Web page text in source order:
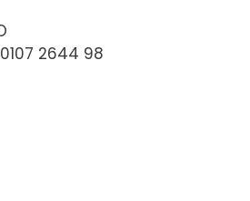
0107 2644 98